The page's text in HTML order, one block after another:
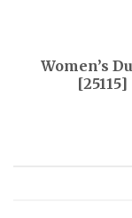
Women’s
[25115]